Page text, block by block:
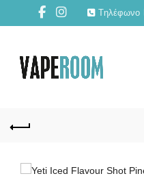
Τηλέφωνο